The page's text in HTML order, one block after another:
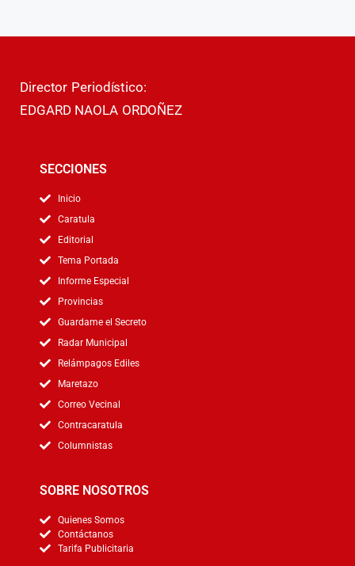
Director Periodístico:
EDGARD NAOLA ORDOÑEZ
SECCIONES
Inicio
Caratula
Editorial
Tema Portada
Informe Especial
Provincias
Guardame el Secreto
Radar Municipal
Relámpagos Ediles
Maretazo
Correo Vecinal
Contracaratula
Columnistas
SOBRE NOSOTROS
Quienes Somos
Contáctanos
Tarifa Publicitaria